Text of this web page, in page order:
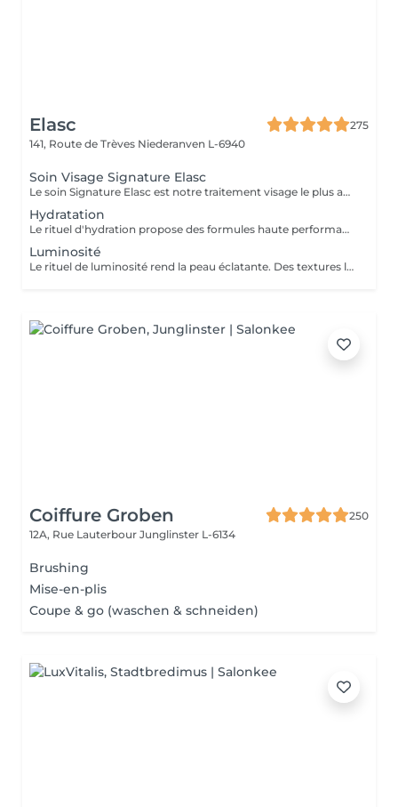
Elasc
275
141, Route de Trèves Niederanven L-6940
Soin Visage Signature Elasc
Le soin Signature Elasc est notre traitement visage le plus abouti et personnalisé. Conçu spécialement pour vous, par notre équipe, ce rituel est une véritable expérience sensorielle pour vous détendre, raviver l'éclat de votre teint, redessiner les contours de votre visage et revitaliser votre peau en profondeur. Ce soin multi-actions combine des produits cosméceutiques ultra-performants, des gestes experts et l'utilisation de pierres en quartz rose ou de jade verte en fonction de votre peau. Le soin débute par un nettoyage précis de votre peau et par une exfoliation douce aux manuvres stimulantes pour lisser et illuminer le teint. Après un travail technique avec la pierre et la pose d'un masque crème spécifique vient le massage Signature : une combinaison de manuvres liftantes, drainantes, tonifiantes et sculptantes avec une huile de haute qualité. Votre peau est ainsi lumineuse, décongestionnée, hydratée, liftée et raffermie. Ce soin Signature Elasc convient à tous les types de peau : teint terne, peau déshydratée, perte de fermeté, premiers signes de l'âge mais aussi pour toute personne ayant besoin d'une pause bien-être ou recherchant le cocooning et la chaleur caractéristiques à notre institut Elasc.
Hydratation
Le rituel d'hydration propose des formules haute performance qui s'attaquent stratégiquement à tous les paramètres de la déshydratation. Ciblés, ils améliorent le manteau hydrolipidique, la teneur en NMF est le ciment intercellulaire.
Luminosité
Le rituel de luminosité rend la peau éclatante. Des textures légères et fraïches affinent le grain de peau pour une peau qui brille de santé et de pureté - une beauté éclatante.
Coiffure Groben
250
12A, Rue Lauterbour Junglinster L-6134
Brushing
Mise-en-plis
Coupe & go (waschen & schneiden)